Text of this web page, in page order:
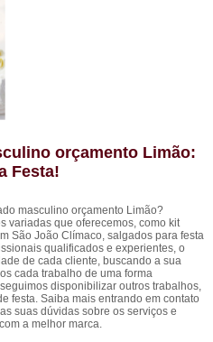
orçamento Limão:
Festa!
masculino orçamento Limão?
variadas que oferecemos, como kit
São João Clímaco, salgados para festa
qualificados e experientes, o
de cada cliente, buscando a sua
cada trabalho de uma forma
disponibilizar outros trabalhos,
festa. Saiba mais entrando em contato
suas dúvidas sobre os serviços e
a melhor marca.